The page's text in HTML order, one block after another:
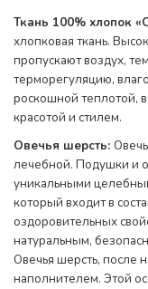
Ткань 100% хлопок
хлопковая ткань.
пропускают воздух,
терморегуляцию,
роскошной теплотой,
красотой и стилем.
Овечья шерсть:
лечебной. Подушки и
уникальными
который входит в
оздоровительных
натуральным,
Овечья шерсть, после
наполнителем. Этой